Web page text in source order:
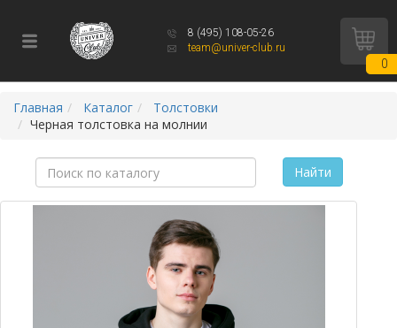
8 (495) 108-05-26
team@univer-club.ru
0
Главная Каталог
Толстовки
Черная толстовка на молнии
Найти